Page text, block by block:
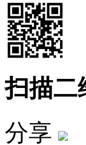
扫描二
分享